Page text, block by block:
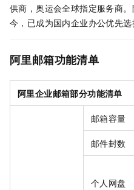
供商，奥运会全球指定服务商
今，已成为国内企业办公优先选
阿里邮箱功能清单
阿里企业邮箱部分功能清单
邮箱容量
邮件封数
个人网盘